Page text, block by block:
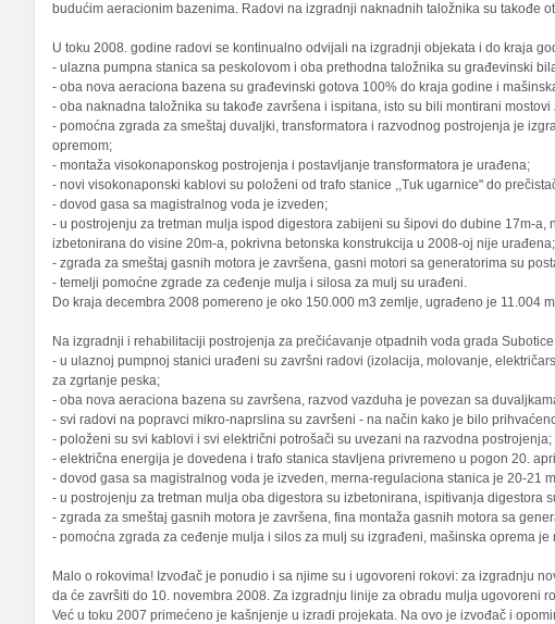
budućim aeracionim bazenima. Radovi na izgradnji naknadnih taložnika su takođe
U toku 2008. godine radovi se kontinualno odvijali na izgradnji objekata i do kraja
- ulazna pumpna stanica sa peskolovom i oba prethodna taložnika su građevinski
- oba nova aeraciona bazena su građevinski gotova 100% do kraja godine i
- oba naknadna taložnika su takođe završena i ispitana, isto su bili montirani mostovi
- pomoćna zgrada za smeštaj duvaljki, transformatora i razvodnog postrojenja je
opremom;
- montaža visokonaponskog postrojenja i postavljanje transformatora je urađena;
- novi visokonaponski kablovi su položeni od trafo stanice ,,Tuk ugarnice" do
- dovod gasa sa magistralnog voda je izveden;
- u postrojenju za tretman mulja ispod digestora zabijeni su šipovi do dubine 17m-
izbetonirana do visine 20m-a, pokrivna betonska konstrukcija u 2008-oj nije urađena;
- zgrada za smeštaj gasnih motora je završena, gasni motori sa generatorima su
- temelji pomoćne zgrade za ceđenje mulja i silosa za mulj su urađeni.
Do kraja decembra 2008 pomereno je oko 150.000 m3 zemlje, ugrađeno je 11.004
Na izgradnji i rehabilitaciji postrojenja za prečićavanje otpadnih voda grada
- u ulaznoj pumpnoj stanici urađeni su završni radovi (izolacija, molovanje,
za zgrtanje peska;
- oba nova aeraciona bazena su završena, razvod vazduha je povezan sa
- svi radovi na popravci mikro-naprslina su završeni - na način kako je bilo
- položeni su svi kablovi i svi električni potrošači su uvezani na razvodna postrojenja;
- električna energija je dovedena i trafo stanica stavljena privremeno u pogon 20.
- dovod gasa sa magistralnog voda je izveden, merna-regulaciona stanica je 20-21
- u postrojenju za tretman mulja oba digestora su izbetonirana, ispitivanja digestora
- zgrada za smeštaj gasnih motora je završena, fina montaža gasnih motora sa
- pomoćna zgrada za ceđenje mulja i silos za mulj su izgrađeni, mašinska oprema je
Malo o rokovima! Izvođač je ponudio i sa njime su i ugovoreni rokovi: za izgradnju
da će završiti do 10. novembra 2008. Za izgradnju linije za obradu mulja ugovoreni
Već u toku 2007 primećeno je kašnjenje u izradi projekata. Na ovo je izvođač i